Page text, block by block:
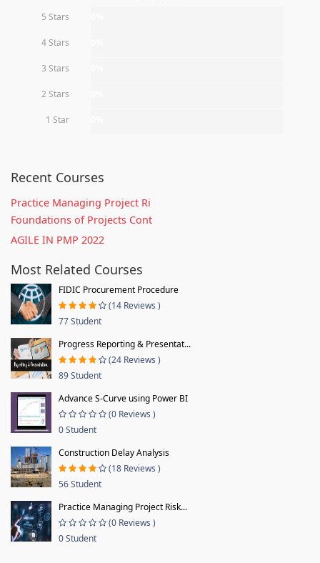
5 Stars
4 Stars
3 Stars
2 Stars
1 Star
Recent Courses
Practice Managing Project Ri
Foundations of Projects Cont
AGILE IN PMP 2022
Most Related Courses
FIDIC Procurement Procedure
(14 Reviews )
77 Student
Progress Reporting & Presentat...
(24 Reviews )
89 Student
Advance S-Curve using Power BI
(0 Reviews )
0 Student
Construction Delay Analysis
(18 Reviews )
56 Student
Practice Managing Project Risk...
(0 Reviews )
0 Student